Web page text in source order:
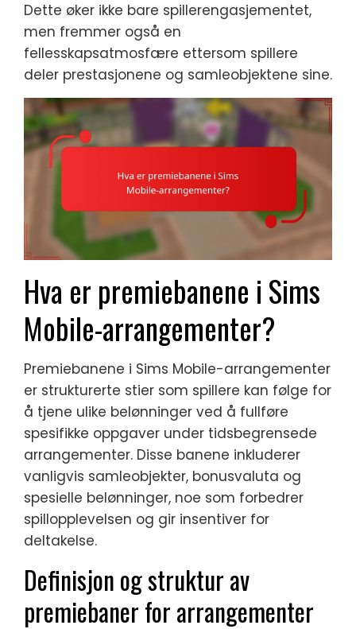
Dette øker ikke bare spillerengasjementet,
men fremmer også en
fellesskapsatmosfære ettersom spillere
deler prestasjonene og samleobjektene sine.
Hva er premiebanene i Sims
Mobile-arrangementer?
Premiebanene i Sims Mobile-arrangementer
er strukturerte stier som spillere kan følge for
å tjene ulike belønninger ved å fullføre
spesifikke oppgaver under tidsbegrensede
arrangementer. Disse banene inkluderer
vanligvis samleobjekter, bonusvaluta og
spesielle belønninger, noe som forbedrer
spillopplevelsen og gir insentiver for
deltakelse.
Definisjon og struktur av
premiebaner for arrangementer